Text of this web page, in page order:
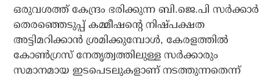
ഒരുവശത്ത് കേന്ദ്രം ഭരിക്കുന്ന ബി.ജെ.പി സര്‍ക്കാര്‍
തെരഞ്ഞെടുപ്പ് കമ്മീഷന്റെ നിഷ്പക്ഷത
അട്ടിമറിക്കാന്‍ ശ്രമിക്കുമ്പോള്‍, കേരളത്തില്‍
കോണ്‍ഗ്രസ് നേതൃത്വത്തിലുള്ള സര്‍ക്കാരും
സമാനമായ ഇടപെടലുകളാണ് നടത്തുന്നതെന്ന്